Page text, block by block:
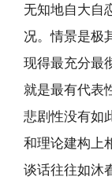
无知地自大自
况。情景是极
现得最充分最
就是最有代表
悲剧性没有如
和理论建构上
谈话往往如沐